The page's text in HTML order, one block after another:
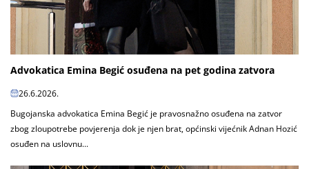
Advokatica Emina Begić osuđena na pet godina zatvora
26.6.2026.
Bugojanska advokatica Emina Begić je pravosnažno osuđena na zatvor
zbog zloupotrebe povjerenja dok je njen brat, općinski vijećnik Adnan Hozić
osuđen na uslovnu...